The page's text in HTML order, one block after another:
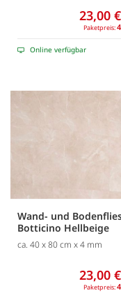
Paketpreis:
23,00 €
Online verfügbar
Wand- und
Botticino Hellbeige
ca. 40 x 80 cm x 4 mm
Paketpreis:
23,00 €